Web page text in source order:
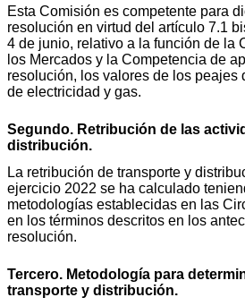
Esta Comisión es competente para
resolución en virtud del artículo 7.1
4 de junio, relativo a la función de la
los Mercados y la Competencia de
resolución, los valores de los peajes
de electricidad y gas.
Segundo. Retribución de las
distribución.
La retribución de transporte y
ejercicio 2022 se ha calculado
metodologías establecidas en las
en los términos descritos en los
resolución.
Tercero. Metodología para
transporte y distribución.